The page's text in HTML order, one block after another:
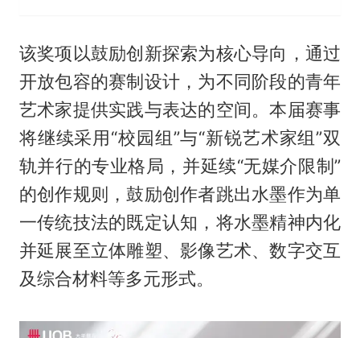
该奖项以鼓励创新探索为核心导向，通过
开放包容的赛制设计，为不同阶段的青年
艺术家提供实践与表达的空间。本届赛事
将继续采用“校园组”与“新锐艺术家组”双
轨并行的专业格局，并延续“无媒介限制”
的创作规则，鼓励创作者跳出水墨作为单
一传统技法的既定认知，将水墨精神内化
并延展至立体雕塑、影像艺术、数字交互
及综合材料等多元形式。